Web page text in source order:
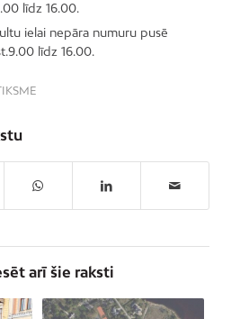
līdz 16.00.
ielai nepāra numuru pusē
līdz 16.00.
arī šie raksti